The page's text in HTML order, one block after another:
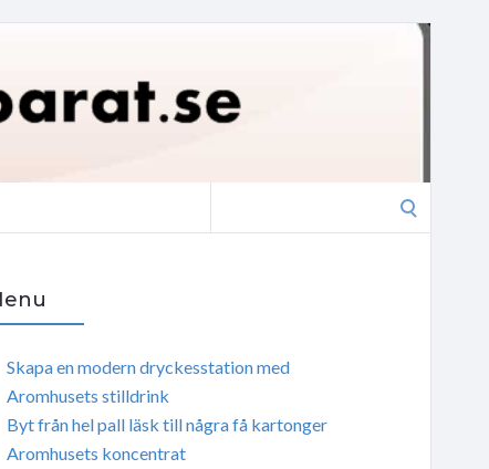
Skapa en modern dryckesstation med
Aromhusets stilldrink
Byt från hel pall läsk till några få kartonger
Aromhusets koncentrat